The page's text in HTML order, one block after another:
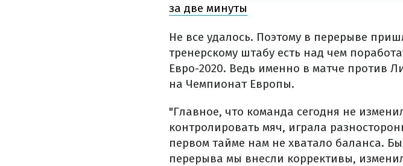
за две минуты
Не все удалось. Поэтому в перерыве
тренерскому штабу есть над чем
Евро-2020. Ведь именно в матче против
на Чемпионат Европы.
"Главное, что команда сегодня не
контролировать мяч, играла
первом тайме нам не хватало баланса.
перерыва мы внесли коррективы,